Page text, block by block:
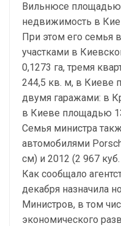
Вильнюсе площадью
недвижимость в
При этом его семья
участками в
0,1273 га, тремя
244,5 кв. м, в Киеве
двумя гаражами: в
в Киеве площадью
Семья министра
автомобилями
см) и 2012 (2 967
Как сообщало
декабря назначила
Министров, в том
экономического